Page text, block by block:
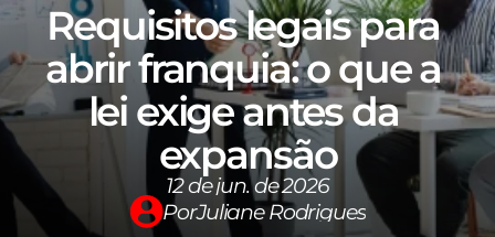
Verticais →
Conteúdos →
Escolha sua franquia
Educação →
Requisitos legais para
abrir franquia: o que a
lei exige antes da
expansão
12 de jun. de 2026
PorJuliane Rodrigues